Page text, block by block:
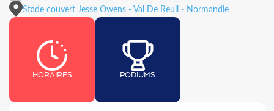
Stade couvert Jesse Owens - Val De Reuil - Normandie
HORAIRES PODIUMS